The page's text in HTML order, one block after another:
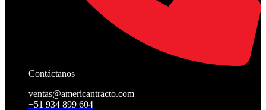
Contáctanos
ventas@americantracto.com
+51 934 899 604